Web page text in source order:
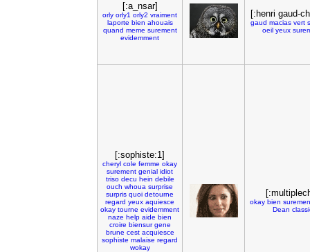
[:a_nsar]
orly orly1 orly2 vraiment
laporte bien ahouais
quand meme surement
evidemment
[:henri gaud-
gaud macias vert
oeil yeux
[:sophiste:1]
cheryl cole femme okay
surement genial idiot
triso decu hein debile
ouch whoua surprise
surpris quoi detourne
regard yeux aquiesce
okay tourne evidemment
naze help aide bien
croire biensur gene
brune cest acquiesce
sophiste malaise regard
wokay
okay bien
Dean